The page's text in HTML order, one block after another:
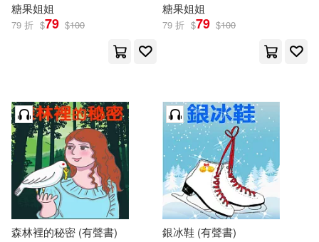
糖果姐姐
79 折 $79 $100
糖果姐姐
79 折 $79 $100
森林裡的秘密 (有聲書)
銀冰鞋 (有聲書)